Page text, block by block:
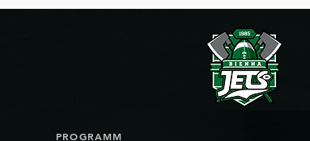
Flag Football Game Day in
PROGRAMM